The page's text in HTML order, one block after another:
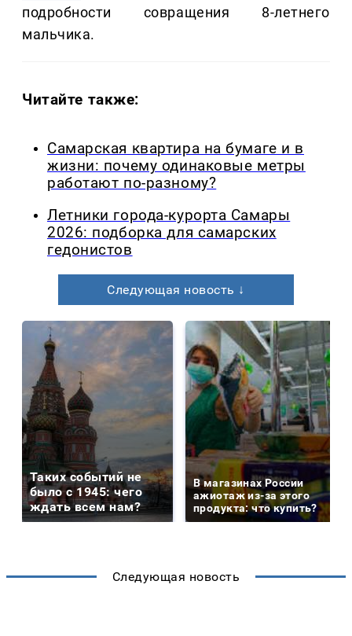
подробности совращения 8-летнего
мальчика.
Читайте также:
Самарская квартира на бумаге и в
жизни: почему одинаковые метры
работают по-разному?
Летники города-курорта Самары
2026: подборка для самарских
гедонистов
Следующая новость ↓
Таких событий не
было с 1945: чего
ждать всем нам?
В магазинах России
ажиотаж из-за этого
продукта: что купить?
Следующая новость